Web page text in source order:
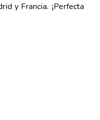
y Francia. ¡Perfecta